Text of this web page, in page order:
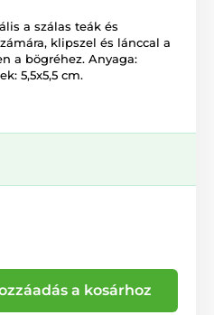
a szálas teák és
klipszel és lánccal a
a bögréhez. Anyaga:
5,5x5,5 cm.
a kosárhoz